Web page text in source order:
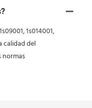
1s014001,
calidad del
normas